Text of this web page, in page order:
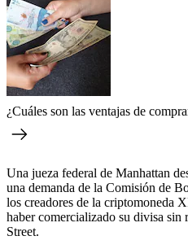
¿Cuáles son las ventajas de
Una jueza federal de Manhattan
una demanda de la Comisión de
los creadores de la criptomoneda
haber comercializado su divisa sin
Street.